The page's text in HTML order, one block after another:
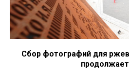
Сбор фотографий для